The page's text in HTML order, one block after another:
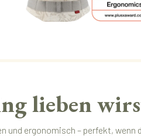
lieben
ergonomisch – perfekt, wenn